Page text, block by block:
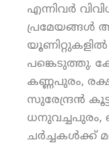
എന്നിവര്‍
പ്രമേയങ്ങള്‍
യൂണിറ്റുകളില്‍
പങ്കെടുത്തു.
കണ്ണപുരം,
സുരേന്ദ്രന്‍
ധനുവച്ചപുരം,
ചര്‍ച്ചകള്‍ക്ക്